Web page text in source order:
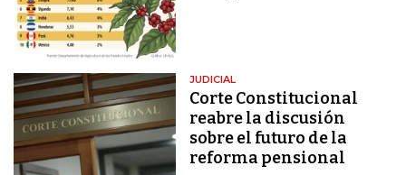
JUDICIAL
Corte Constitucional
reabre la discusión
sobre el futuro de la
reforma pensional